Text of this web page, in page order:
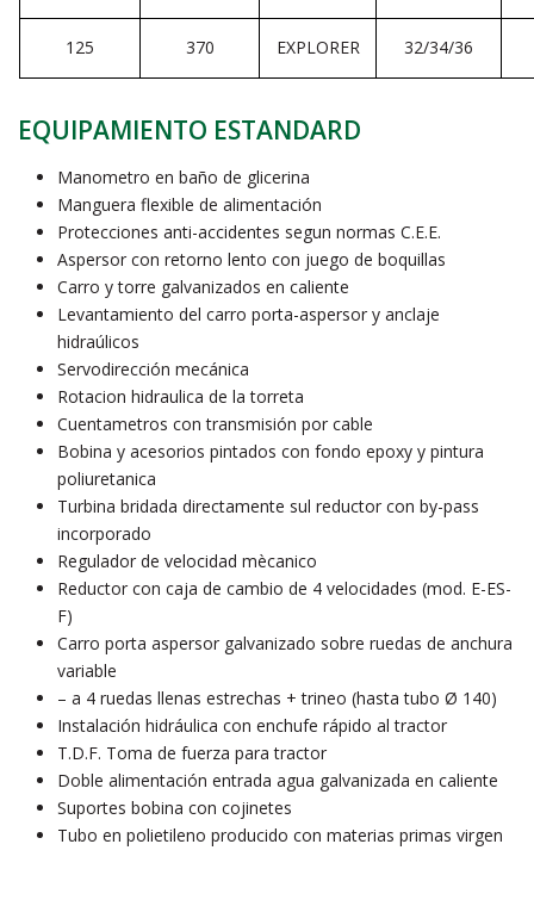
125 370 EXPLORER 32/34/36
EQUIPAMIENTO ESTANDARD
Manometro en baño de glicerina
Manguera flexible de alimentación
Protecciones anti-accidentes segun normas C.E.E.
Aspersor con retorno lento con juego de boquillas
Carro y torre galvanizados en caliente
Levantamiento del carro porta-aspersor y anclaje
hidraúlicos
Servodirección mecánica
Rotacion hidraulica de la torreta
Cuentametros con transmisión por cable
Bobina y acesorios pintados con fondo epoxy y pintura
poliuretanica
Turbina bridada directamente sul reductor con by-pass
incorporado
Regulador de velocidad mècanico
Reductor con caja de cambio de 4 velocidades (mod. E-ES-
F)
Carro porta aspersor galvanizado sobre ruedas de anchura
variable
– a 4 ruedas llenas estrechas + trineo (hasta tubo Ø 140)
Instalación hidráulica con enchufe rápido al tractor
T.D.F. Toma de fuerza para tractor
Doble alimentación entrada agua galvanizada en caliente
Suportes bobina con cojinetes
Tubo en polietileno producido con materias primas virgen